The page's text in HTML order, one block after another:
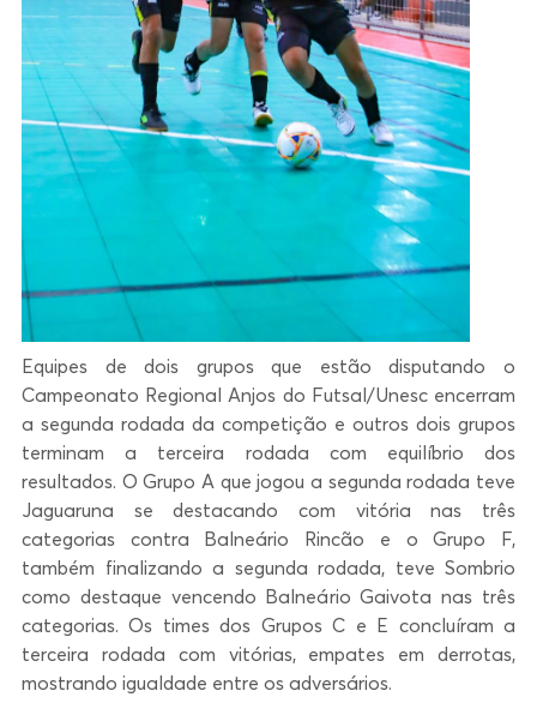
Equipes de dois grupos que estão disputando o
Campeonato Regional Anjos do Futsal/Unesc encerram
a segunda rodada da competição e outros dois grupos
terminam a terceira rodada com equilíbrio dos
resultados. O Grupo A que jogou a segunda rodada teve
Jaguaruna se destacando com vitória nas três
categorias contra Balneário Rincão e o Grupo F,
também finalizando a segunda rodada, teve Sombrio
como destaque vencendo Balneário Gaivota nas três
categorias. Os times dos Grupos C e E concluíram a
terceira rodada com vitórias, empates em derrotas,
mostrando igualdade entre os adversários.